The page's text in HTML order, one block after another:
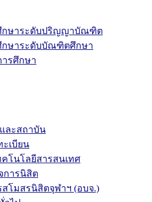
กษาระดับปริญญาบัณฑิต
กษาระดับบัณฑิตศึกษา
ารศึกษา
ละสถาบัน
เบียน
โนโลยีสารสนเทศ
การนิสิต
โมสรนิสิตจุฬาฯ (อบจ.)